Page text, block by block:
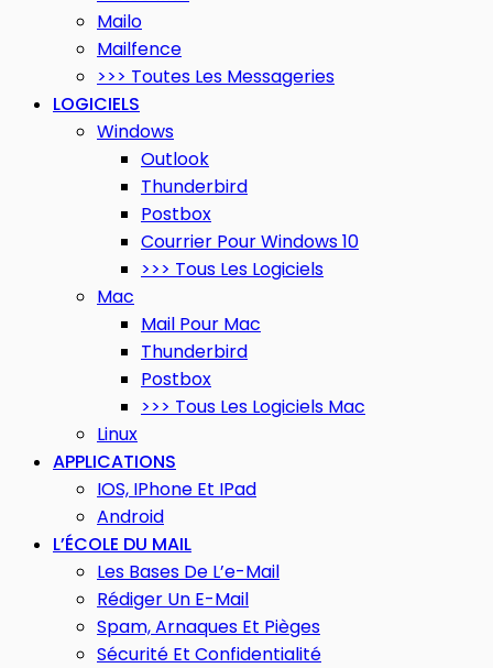
Mailo
Mailfence
>>> Toutes Les Messageries
LOGICIELS
Windows
Outlook
Thunderbird
Postbox
Courrier Pour Windows 10
>>> Tous Les Logiciels
Mac
Mail Pour Mac
Thunderbird
Postbox
>>> Tous Les Logiciels Mac
Linux
APPLICATIONS
IOS, IPhone Et IPad
Android
L’ÉCOLE DU MAIL
Les Bases De L’e-Mail
Rédiger Un E-Mail
Spam, Arnaques Et Pièges
Sécurité Et Confidentialité